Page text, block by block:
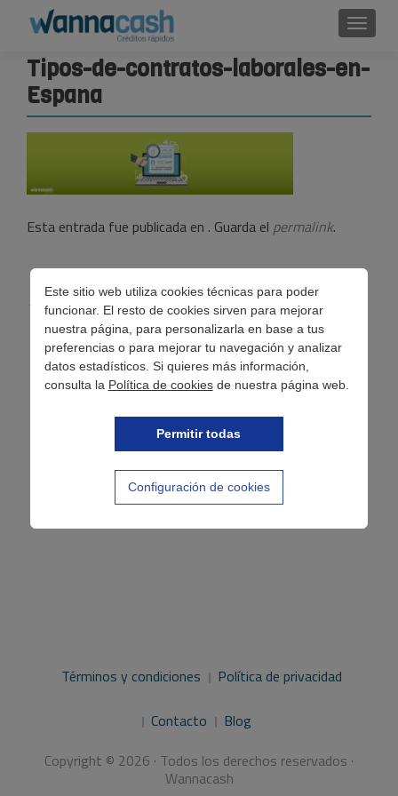
Este sitio web utiliza cookies técnicas para poder
funcionar. El resto de cookies sirven para mejorar
nuestra página, para personalizarla en base a tus
preferencias o para mejorar tu navegación y analizar
datos estadísticos. Si quieres más información,
consulta la Política de cookiesde nuestra página web.
Permitir todas
Configuración de cookies
Tipos-de-contratos-laborales-en-
Espana
Esta entrada fue publicada en . Guarda el permalink.
Navegación
de
entradas
← Tipos de contratos laborales en España
Términos y condiciones Política de privacidad
Contacto
Blog
Copyright © 2026 · Todos los derechos reservados ·
Wannacash